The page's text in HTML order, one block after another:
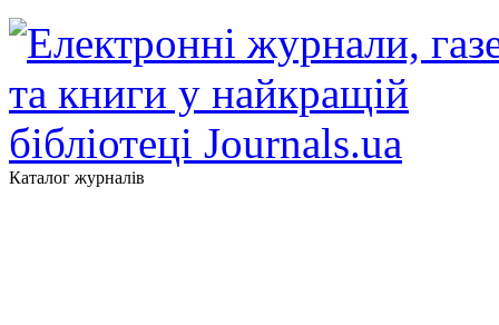
Каталог журналів